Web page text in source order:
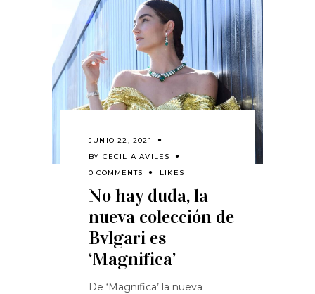
JUNIO 22, 2021
BY CECILIA AVILES
0 COMMENTS
LIKES
No hay duda, la
nueva colección de
Bvlgari es
‘Magnifica’
De ‘Magnifica’ la nueva